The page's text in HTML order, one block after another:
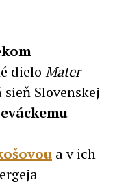
dielo Mater
Slovenskej
a v ich